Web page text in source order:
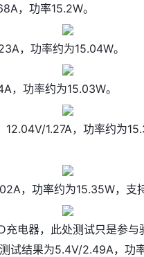
，功率15.2W。
，功率约为15.04W。
，功率约为15.03W。
12.04V/1.27A，功率约为
，功率约为15.35W，支
电器，此处测试只是参与
试结果为5.4V/2.49A，功